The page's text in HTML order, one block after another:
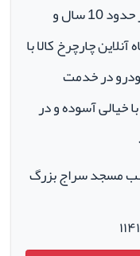
فروش لوازم جانبی و اسپرت خودرو در حدود 10 سال و
چارچرخ کالا با
در خدمت
خیالی آسوده و در
مسجد سراج بزرگ